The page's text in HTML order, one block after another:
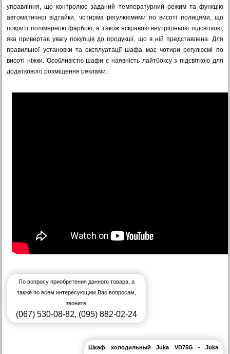
управління, що контролює заданий температурний режим та функцію
автоматичної відтайки, чотирма регулюємими по висоті полицями, що
покриті полімерною фарбою, а також яскравою внутрішньою підсвіткою,
яка привертає увагу покупців до продукції, що в ній представлена. Для
правильної установки та експлуатації шафа має чотири регулюємі по
висоті ніжки. Особливістю шафи є наявність лайтбоксу з підсвіткою для
додаткового розміщення реклами.
По вопросу приобретения данного товара, а
также по всем интересующим Вас вопросам,
звоните:
(067) 530-08-82, (095) 882-02-24
Шкаф холодильный Juka VD75G - Juka